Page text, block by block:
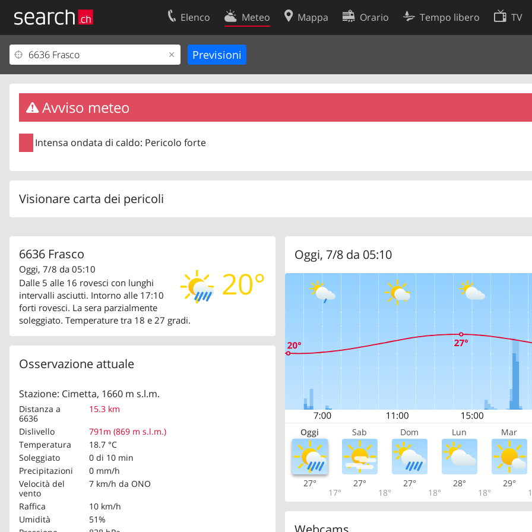
Elenco Meteo Mappa Orario Tempo libero TV
Avviso meteo
Intensa ondata di caldo: Pericolo forte
Visionare carta dei pericoli
6636 Frasco
20°
Oggi, 7/8 da 05:10
Dalle 5 alle 16 rovesci con lunghi
intervalli asciutti. Intorno alle 17:10
forti rovesci. La sera parzialmente
soleggiato. Temperature tra 18 e 27 gradi.
Osservazione attuale
Stazione: Cimetta, 1660 m s.l.m.
Distanza a
6636
15.3 km
Dislivello
791m (869 m s.l.m.)
Temperatura
18.7 °C
Soleggiato
0 di 10 min
Precipitazioni
0 mm/h
Velocità del
vento
7 km/h da ONO
Raffica
10 km/h
Umidità
51%
Oggi, 7/8 da 05:10
Oggi Sab Dom Lun Mar
27°
17°
27°
18°
27°
18°
28°
18°
29°
Il vostro profolio
Area clienti
Informazioni Legali
Contatti
Condizioni d’uso
Protezione dei dati
Preferenze cookie
Sviluppatori